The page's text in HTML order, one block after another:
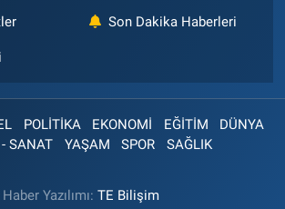
Son Dakika Haberleri
POLİTİKA EKONOMİ EĞİTİM
DÜNYA
- SANAT
YAŞAM SPOR SAĞLIK
Haber Yazılımı: TE Bilişim